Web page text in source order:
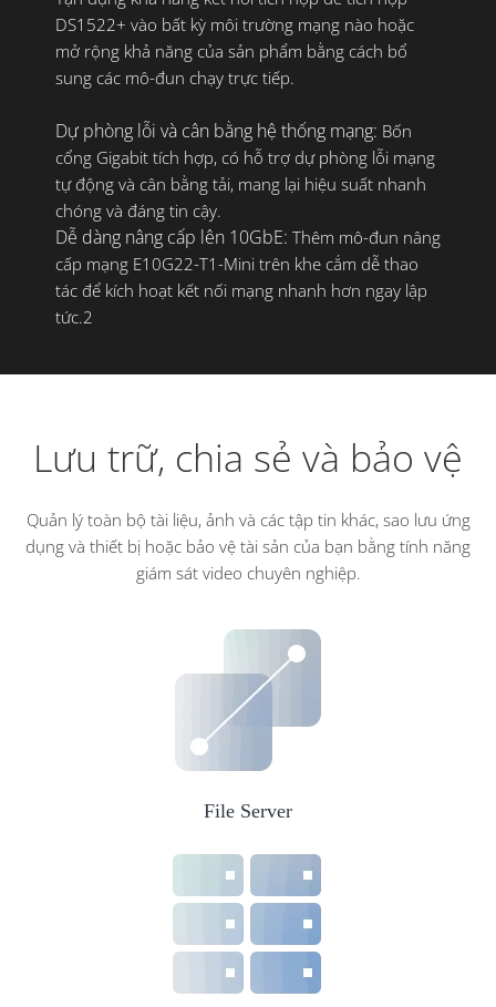
DS1522+ vào bất kỳ môi trường mạng nào hoặc
mở rộng khả năng của sản phẩm bằng cách bổ
sung các mô-đun chạy trực tiếp.
Dự phòng lỗi và cân bằng hệ thống mạng: Bốn
cổng Gigabit tích hợp, có hỗ trợ dự phòng lỗi mạng
tự động và cân bằng tải, mang lại hiệu suất nhanh
chóng và đáng tin cậy.
Dễ dàng nâng cấp lên 10GbE: Thêm mô-đun nâng
cấp mạng E10G22-T1-Mini trên khe cắm dễ thao
tác để kích hoạt kết nối mạng nhanh hơn ngay lập
tức.2
Lưu trữ, chia sẻ và bảo vệ
Quản lý toàn bộ tài liệu, ảnh và các tập tin khác, sao lưu ứng
dụng và thiết bị hoặc bảo vệ tài sản của bạn bằng tính năng
giám sát video chuyên nghiệp.
File Server